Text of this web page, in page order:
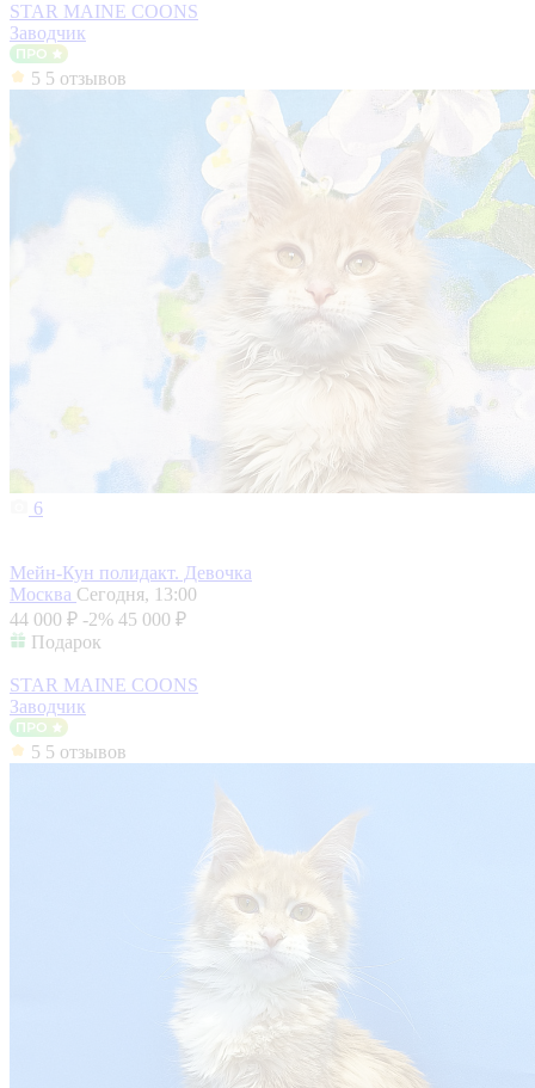
STAR MAINE COONS
Заводчик
5 5 отзывов
6
Мейн-Кун полидакт. Девочка
Москва Сегодня, 13:00
44 000 ₽ -2% 45 000 ₽
Подарок
STAR MAINE COONS
Заводчик
5 5 отзывов